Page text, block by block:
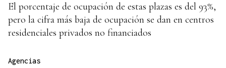
El porcentaje de ocupación de estas plazas es del 93%,
pero la cifra más baja de ocupación se dan en centros
residenciales privados no financiados
Agencias